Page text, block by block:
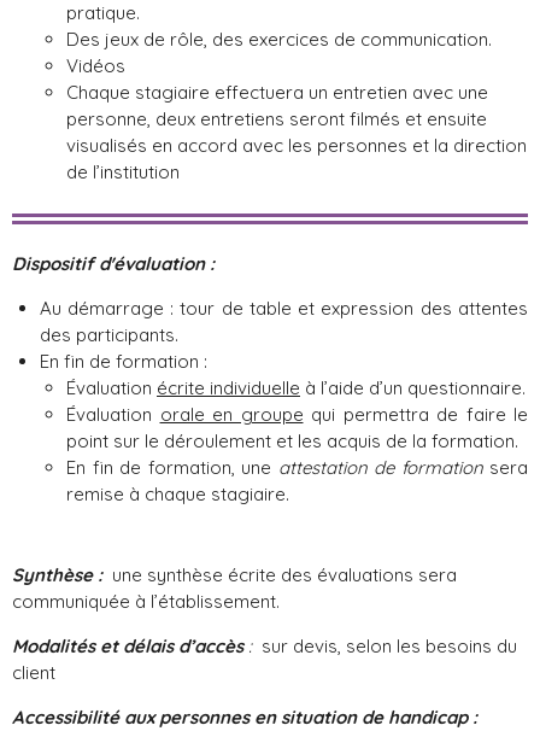
pratique.
Des jeux de rôle, des exercices de communication.
Vidéos
Chaque stagiaire effectuera un entretien avec une
personne, deux entretiens seront filmés et ensuite
visualisés en accord avec les personnes et la direction
de l’institution
Dispositif d'évaluation :
Au démarrage : tour de table et expression des attentes
des participants.
En fin de formation :
Évaluation écrite individuelle à l’aide d’un questionnaire.
Évaluation orale en groupe qui permettra de faire le
point sur le déroulement et les acquis de la formation.
En fin de formation, une attestation de formationsera
remise à chaque stagiaire.
Synthèse : une synthèse écrite des évaluations sera
communiquée à l’établissement.
Modalités et délais d’accès: sur devis, selon les besoins du
client
Accessibilité aux personnes en situation de handicap :